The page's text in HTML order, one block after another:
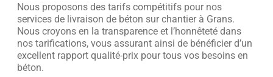
Nous proposons des tarifs compétitifs pour nos
services de livraison de béton sur chantier à Grans.
Nous croyons en la transparence et l’honnêteté dans
nos tarifications, vous assurant ainsi de bénéficier d’un
excellent rapport qualité-prix pour tous vos besoins en
béton.